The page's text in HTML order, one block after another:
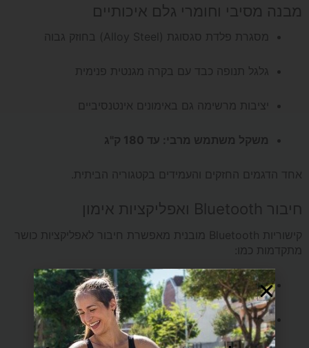
מבנה מסיבי וחומרי גלם איכותיים
מסגרת פלדת סגסוגת (Alloy Steel) בחוזק גבוה
גלגל תנופה כבד עם בקרה מגנטית פנימית
יציבות מרשימה גם באימונים אינטנסיביים
משקל משתמש מרבי: עד 180 ק"ג
אחד הדגמים החזקים והעמידים בקטגוריה הביתית.
חיבור Bluetooth ואפליקציות אימון
קישוריות Bluetooth מובנית מאפשרת חיבור לאפליקציות כושר
מתקדמות כמו:
Zwift
Kinomap